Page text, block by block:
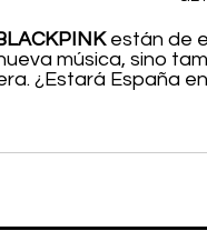
están de
música, sino
¿Estará España